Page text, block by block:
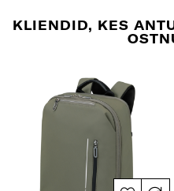
KLIENDID, KES